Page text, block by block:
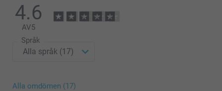
4.6
AV5
Språk
Alla omdömen (17)